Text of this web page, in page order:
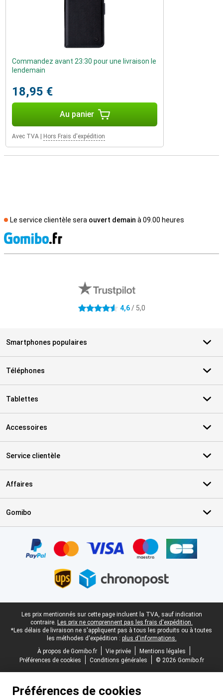
Commandez avant 23:30 pour une livraison le
lendemain
18,95 €
Au panier
Avec TVA Hors Frais d'expédition
Le service clientèle sera ouvert demain à 09.00 heures
4.6 étoiles 4,6/ 5,0
Smartphones populaires
Téléphones
Tablettes
Accessoires
Service clientèle
Affaires
Gomibo
Pied-de-page légal
Les prix mentionnés sur cette page incluent la TVA, sauf indication
contraire. Les prix ne comprennent pas les frais d'expédition.
*Les délais de livraison ne s'appliquent pas à tous les produits ou à toutes
les méthodes d'expédition : plus d'informations.
À propos de Gomibo.fr
Vie privée
Mentions légales
Préférences de cookies
Conditions générales © 2026 Gomibo.fr
Préférences de cookies